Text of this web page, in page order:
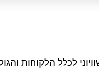
לכלל הלקוחות